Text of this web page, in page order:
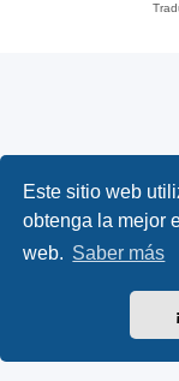
Este sitio web
obtenga la mejor
web. Saber más